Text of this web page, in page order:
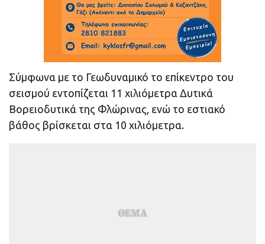
Σύμφωνα με το Γεωδυναμικό το επίκεντρο του
σεισμού εντοπίζεται 11 χιλιόμετρα Δυτικά
Βορειοδυτικά της Φλώρινας, ενώ το εστιακό
βάθος βρίσκεται στα 10 χιλιόμετρα.